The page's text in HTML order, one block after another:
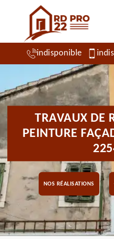
indisponible
TRAVAUX DE
PEINTURE
NOS RÉALISATIONS